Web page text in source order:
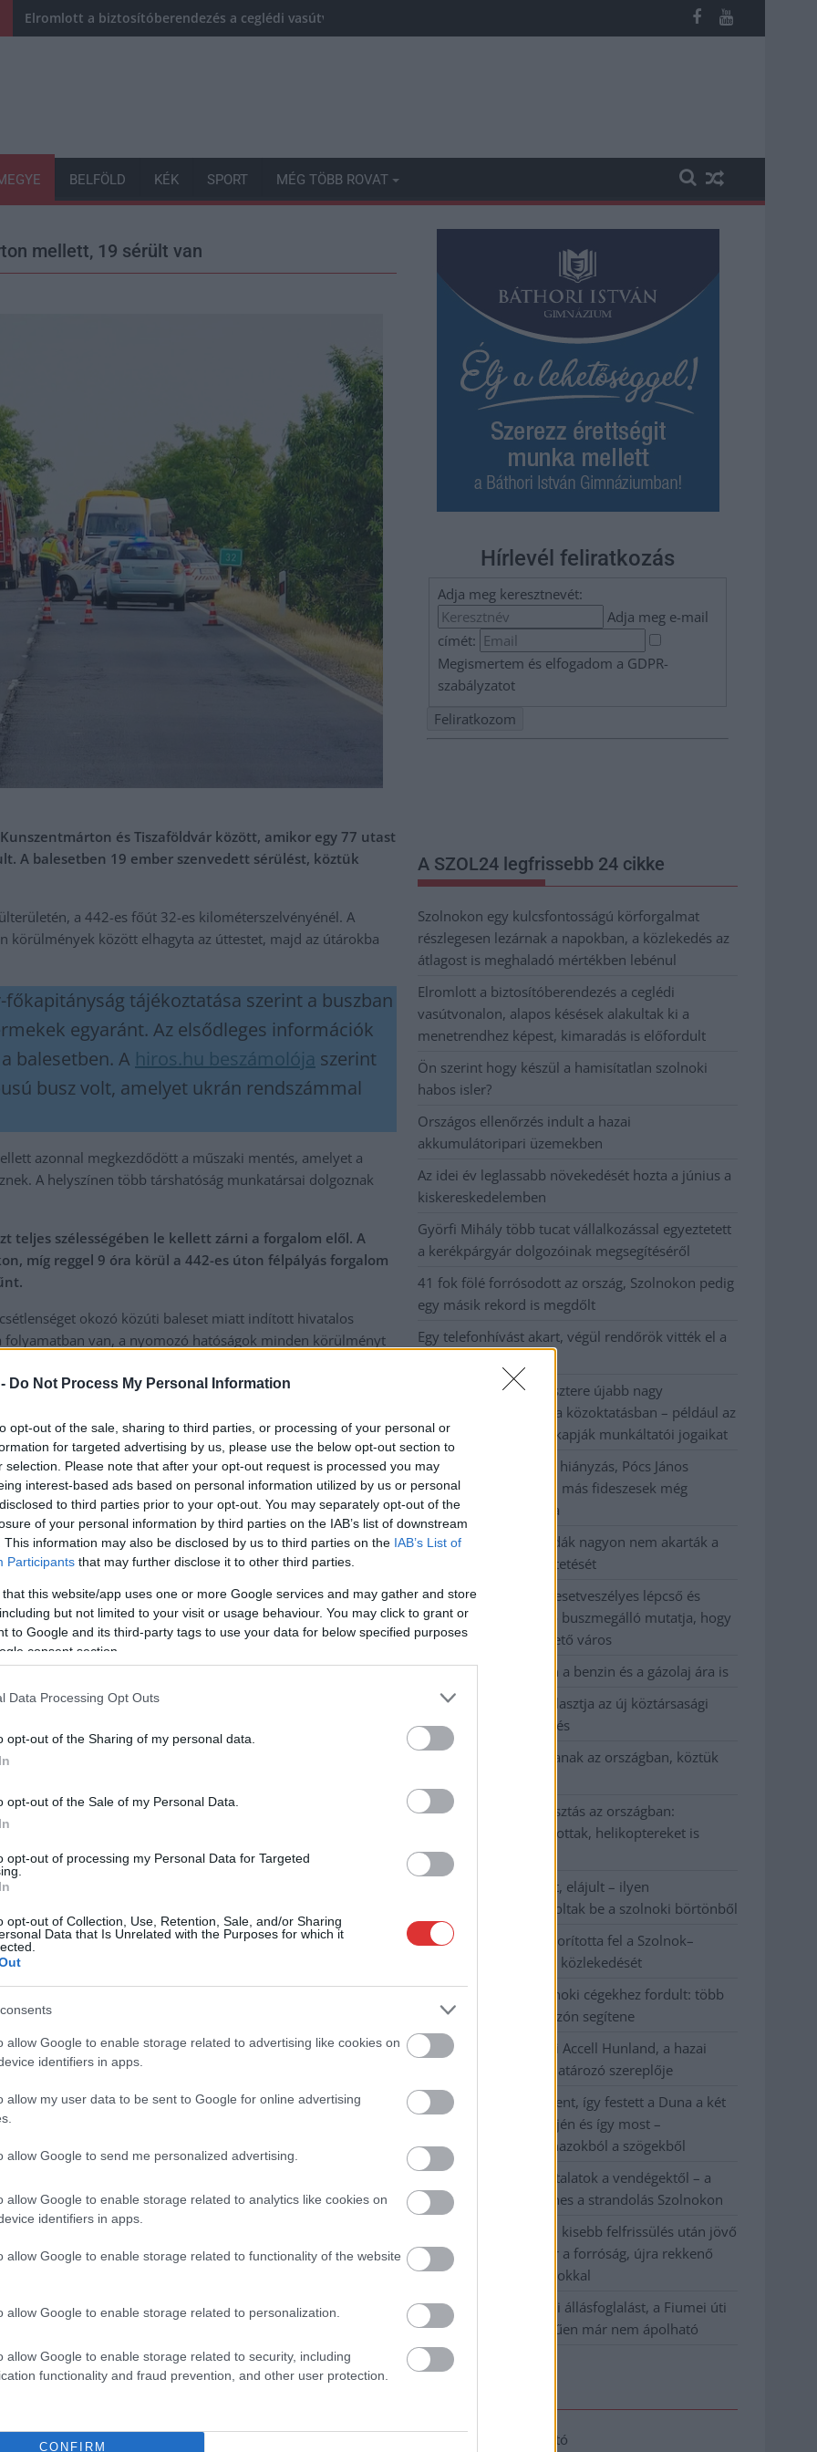
Do Not Process My Personal Information
opt-out of the sale, sharing to third parties, or processing of your personal or
for targeted advertising by us, please use the below opt-out section to
selection. Please note that after your opt-out request is processed you may
interest-based ads based on personal information utilized by us or personal
to third parties prior to your opt-out. You may separately opt-out of the
of your personal information by third parties on the IAB’s list of downstream
This information may also be disclosed by us to third parties on the IAB’s List of
Participants that may further disclose it to other third parties.
that this website/app uses one or more Google services and may gather and store
but not limited to your visit or usage behaviour. You may click to grant or
to Google and its third-party tags to use your data for below specified purposes
consent section.
Data Processing Opt Outs
opt-out of the Sharing of my personal data.
opt-out of the Sale of my Personal Data.
opt-out of processing my Personal Data for Targeted
opt-out of Collection, Use, Retention, Sale, and/or Sharing
Data that Is Unrelated with the Purposes for which it
allow Google to enable storage related to advertising like cookies on
identifiers in apps.
allow my user data to be sent to Google for online advertising
allow Google to send me personalized advertising.
allow Google to enable storage related to analytics like cookies on
identifiers in apps.
allow Google to enable storage related to functionality of the website
allow Google to enable storage related to personalization.
allow Google to enable storage related to security, including
functionality and fraud prevention, and other user protection.
CONFIRM
Elromlott a biztosítóberendezés a ceglédi vasútvonalon, alapos késések alakultak ki a menetrendhez képest, kimaradás is
BELFÖLD KÉK SPORT MÉG TÖBB ROVAT
mellett, 19 sérült van
és Tiszaföldvár között, amikor egy 77 utast
A balesetben 19 ember szenvedett sérülést, köztük
a 442-es főút 32-es kilométerszelvényénél. A
körülmények között elhagyta az úttestet, majd az útárokba
főkapitányság tájékoztatása szerint a buszban
egyaránt. Az elsődleges információk
balesetben. A hiros.hu beszámolója szerint
busz volt, amelyet ukrán rendszámmal
azonnal megkezdődött a műszaki mentés, amelyet a
A helyszínen több társhatóság munkatársai dolgoznak
teljes szélességében le kellett zárni a forgalom elől. A
míg reggel 9 óra körül a 442-es úton félpályás forgalom
okozó közúti baleset miatt indított hivatalos
folyamatban van, a nyomozó hatóságok minden körülményt
elkerülné a propagandát,
ide és csatlakozzon adománygyűjtésünkhöz!
Magyar Péter bejelentette a Tisza Párt országgyűlési
kampányának hivatalos indítását
Fazekas Adrián
a tószegi Accell
meghatározó
a tószegi üzemben,
anyavállalat
kért. Az európai
2026.08.05.
telik meg Jászberény, indul a
Csángó Fesztivál
hagyományőrzés központjává válik
Jászberény, ma indul a XXXIV.
JNSZ megyei hírek
Hírlevél feliratkozás
Adja meg keresztnevét:
Adja meg e-mail
címét:
Megismertem és elfogadom a GDPR-
szabályzatot
A SZOL24 legfrissebb 24 cikke
Szolnokon egy kulcsfontosságú körforgalmat
részlegesen lezárnak a napokban, a közlekedés az
átlagost is meghaladó mértékben lebénul
Elromlott a biztosítóberendezés a ceglédi
vasútvonalon, alapos késések alakultak ki a
menetrendhez képest, kimaradás is előfordult
Ön szerint hogy készül a hamisítatlan szolnoki
habos isler?
Országos ellenőrzés indult a hazai
akkumulátoripari üzemekben
Az idei év leglassabb növekedését hozta a június a
kiskereskedelemben
Györfi Mihály több tucat vállalkozással egyeztetett
a kerékpárgyár dolgozóinak megsegítéséről
41 fok fölé forrósodott az ország, Szolnokon pedig
egy másik rekord is megdőlt
Egy telefonhívást akart, végül rendőrök vitték el a
A Tisza kormány minisztere újabb nagy
változásokról döntött a közoktatásban – például az
iskolaigazgatók visszakapják munkáltatói jogaikat
Sok volt az igazolatlan hiányzás, Pócs János
fizetéslevonást kapott, más fideszesek még
kevesebbet vittek haza
A Szolnok megyei gazdák nagyon nem akarták a
JÉGER további üzemeltetését
Csendélet 5.0: alig balesetveszélyes lépcső és
remek állapotban levő buszmegálló mutatja, hogy
Szolnok mennyire élhető város
Pénteken újra csökken a benzin és a gázolaj ára is
Napokon belül megválasztja az új köztársasági
elnököt az Országgyűlés
Kiterjedt tüzek pusztítanak az országban, köztük
Harmadfokú hőségriasztás az országban:
Szolnokon klímát javítottak, helikoptereket is
bevetettek a tüzeknél
A zárkában rosszul lett, elájult – ilyen
körülményekről számoltak be a szolnoki börtönből
Váratlan fennakadás borította fel a Szolnok–
Kecskemét vasútvonal közlekedését
A polgármester a szolnoki cégekhez fordult: több
száz elbocsátott dolgozón segítene
Csődbe ment a tószegi Accell Hunland, a hazai
kerékpárgyártás meghatározó szereplője
Egyszer fent, egyszer lent, így festett a Duna a két
évvel ezelőtti árvíz idején és így most –
fotógyűjtemény ugyanazokból a szögekből
Ilyenek eddig a tapasztalatok a vendégektől – a
hőhullám miatt ingyenes a strandolás Szolnokon
Nem biztató: a hétvégi kisebb felfrissülés után jövő
héten megint visszatér a forróság, újra rekkenő
hőség jön, akár 38 fokokkal
Közzétették a szakértői állásfoglalást, a Fiumei úti
fák többsége szakszerűen már nem ápolható
Adatkezelési tájékoztató